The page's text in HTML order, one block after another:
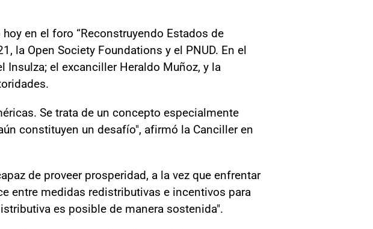
en el foro “Reconstruyendo Estados de
la Open Society Foundations y el PNUD. En el
el excanciller Heraldo Muñoz, y la
Se trata de un concepto especialmente
constituyen un desafío", afirmó la Canciller en
de proveer prosperidad, a la vez que enfrentar
entre medidas redistributivas e incentivos para
es posible de manera sostenida".